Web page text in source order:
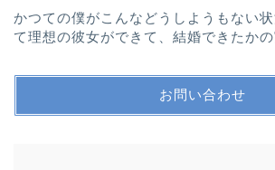
かつての僕がこんなどうしようもない状
て理想の彼女ができて、結婚できたかの
お問い合わせ